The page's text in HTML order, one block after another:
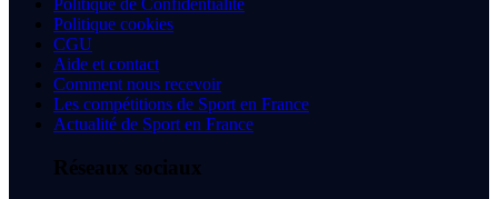
Politique de Confidentialité
Politique cookies
CGU
Aide et contact
Comment nous recevoir
Les compétitions de Sport en France
Actualité de Sport en France
Réseaux sociaux